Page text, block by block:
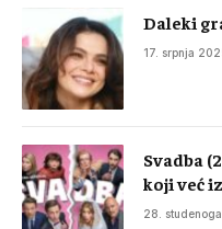
Daleki
17. srpnja
Svadba
koji već
28.